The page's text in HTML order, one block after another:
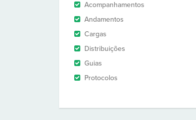
Acompanhamentos
Andamentos
Cargas
Distribuições
Guias
Protocolos